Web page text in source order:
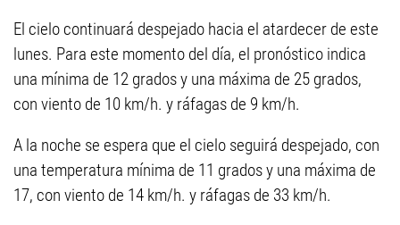
El cielo continuará despejado hacia el atardecer de este
lunes. Para este momento del día, el pronóstico indica
una mínima de 12 grados y una máxima de 25 grados,
con viento de 10 km/h. y ráfagas de 9 km/h.
A la noche se espera que el cielo seguirá despejado, con
una temperatura mínima de 11 grados y una máxima de
17, con viento de 14 km/h. y ráfagas de 33 km/h.